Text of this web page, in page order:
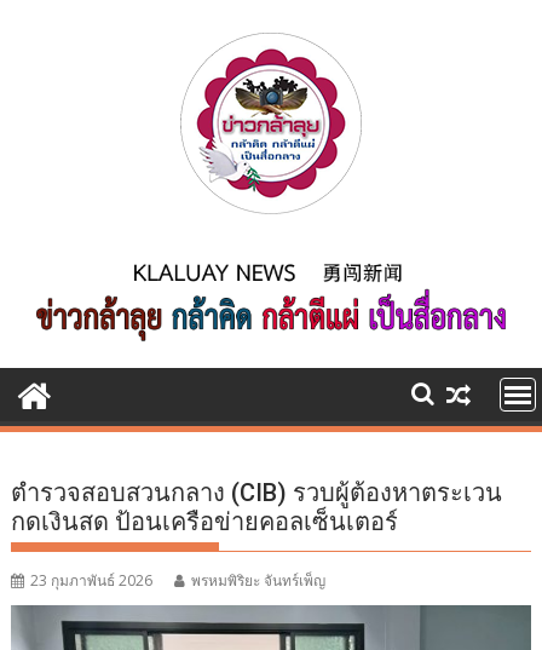
ตำรวจสอบสวนกลาง (CIB) รวบผู้ต้องหาตระเวน
กดเงินสด ป้อนเครือข่ายคอลเซ็นเตอร์
23 กุมภาพันธ์ 2026 พรหมพิริยะ จันทร์เพ็ญ